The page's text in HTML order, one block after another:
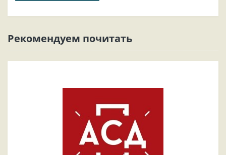
Рекомендуем почитать